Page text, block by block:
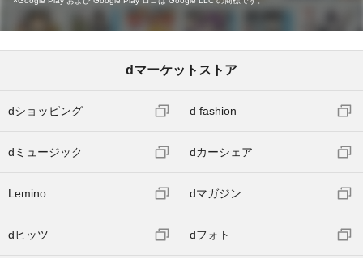
dマーケットストア
dショッピング d fashion
dミュージック dカーシェア
Lemino dマガジン
dヒッツ dフォト